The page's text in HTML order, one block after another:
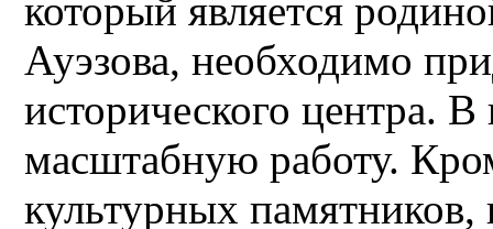
который является
Ауэзова, необходимо
исторического центра.
масштабную работу.
культурных